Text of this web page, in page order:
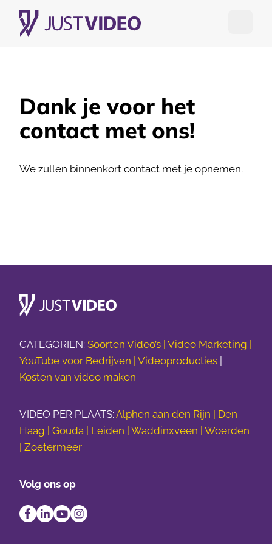
Dank je voor het
contact met ons!
We zullen binnenkort contact met je opnemen.
CATEGORIEN: Soorten Video’s | Video Marketing |
YouTube voor Bedrijven | Videoproducties
Kosten van video maken
VIDEO PER PLAATS: Alphen aan den Rijn | Den
Haag | Gouda | Leiden | Waddinxveen | Woerden
| Zoetermeer
Volg ons op